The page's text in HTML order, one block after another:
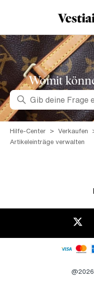
Womit
Suche
Hilfe-Center Verkaufen
Artikeleinträge verwalten
@2026